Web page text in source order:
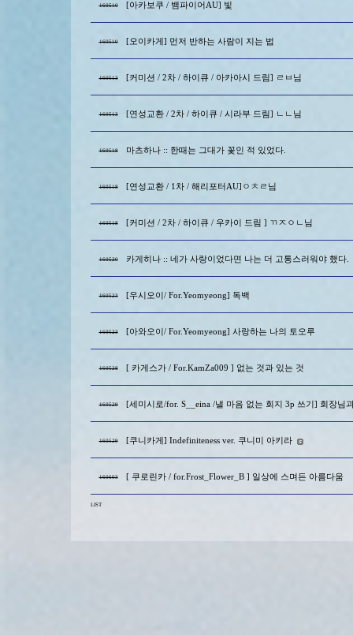
160510 [아카보쿠 / 뱀파이어AU] 빛
160510 [오이카게] 먼저 반하는 사람이 지는 법
160513 [커미션 / 2차 / 하이큐 / 아카아시 드림] ㄹㅂ님
160513 [연성교환 / 2차 / 하이큐 / 시라부 드림] ㄴㄴ님
160518 마츠하나 :: 한때는 그대가 꽃인 적 있었다.
160518 [연성교환 / 1차 / 해리포터AU]ㅇㅊㄹ님
160518 [커미션 / 2차 / 하이큐 / 우카이 드림 ] ㄲㅈㅇㄴ님
160520 카게히나 :: 네가 사랑이었다면 나는 더 고통스러워야 했다.
160523 [우시오이/ For.Yeomyeong] 독백
160523 [아와오이/ For.Yeomyeong] 사랑하는 나의 토오루
160528 [ 카게스가 / For.KamZa009 ] 없는 것과 있는 것
160529 [세미시로/for. S__eina /낼 마음 없는 회지 3p 쓰기] 회장님
160529 [쿠니카게] Indefiniteness ver. 쿠니미 아키라
160603 [ 쿠로린카 / for.Frost_Flower_B ] 일상에 스며든 아름다움
LIST